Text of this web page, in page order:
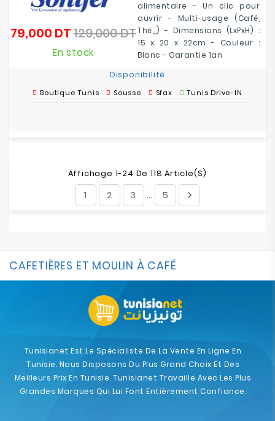
alimentaire - Un clic pour
ouvrir - Multi-usage (Café,
Thé,,,) - Dimensions (LxPxH) :
15 x 20 x 22cm - Couleur :
Blanc - Garantie 1an
79,000 DT Prix
base
129,000 DTPrix
En stock
Disponibilité
Boutique Tunis Sousse Sfax Tunis Drive-IN
Affichage 1-24 De 118 Article(s)
1 2 3 … 5 
CAFETIÈRES ET MOULIN À CAFÉ
Tunisianet Est Le Spécialiste De La Vente En Ligne En
Tunisie. Nous Disposons Du Plus Grand Choix Et Des
Meilleurs Prix En Tunisie. Tunisianet Travaille Avec Les Plus
Grandes Marques Qui Lui Font Entièrement Confiance.